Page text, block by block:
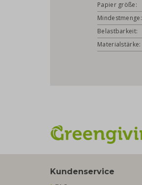
Papier größe:
Mindestmenge:
Belastbarkeit:
Materialstärke:
Kundenservice